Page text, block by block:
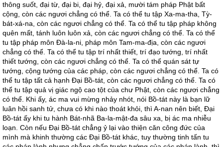
thông suốt, đại từ, đại bi, đại hỷ, đại xả, mười tám pháp Phật bất
cộng, còn các ngươi chẳng có thể. Ta có thể tu tập Xa-ma-tha, Tỳ-
bát-xá-na, còn các ngươi chẳng có thể. Ta có thể tu tập pháp không
quên mất, tánh luôn luôn xả, còn các ngươi chẳng có thể. Ta có thể
tu tập pháp môn Đà-la-ni, pháp môn Tam-ma-địa, còn các ngươi
chẳng có thể. Ta có thể tu tập trí nhất thiết, trí đạo tướng, trí nhất
thiết tướng, còn các ngươi chẳng có thể. Ta có thể quán sát tự
tướng, cộng tướng của các pháp, còn các ngươi chẳng có thể. Ta có
thể tu tập tất cả hạnh Đại Bồ-tát, còn các ngươi chẳng có thể. Ta có
thể tu tập quả vị giác ngộ cao tột của chư Phật, còn các ngươi chẳng
có thể. Khi ấy, ác ma vui mừng nhảy nhót, nói Bồ-tát này là bạn lữ
luân hồi sanh tử, chưa có khi nào thoát khỏi, thì A-nan nên biết, Đại
Bồ-tát ấy khi tu hành Bát-nhã Ba-la-mật-đa sâu xa, bị ác ma nhiễu
loạn. Còn nếu Đại Bồ-tát chẳng ỷ lại vào thiện căn công đức của
mình mà khinh thường các Đại Bồ-tát khác, tuy thường tinh tấn tu